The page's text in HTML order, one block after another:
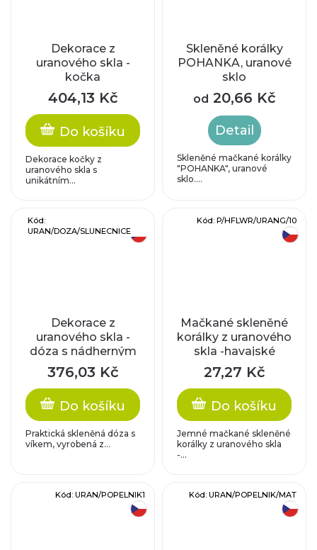
Dekorace z
uranového skla -
kočka
404,13 Kč
Do košíku
Dekorace kočky z
uranového skla s
unikátním...
Skleněné korálky
POHANKA, uranové
sklo
od 20,66 Kč
Detail
Skleněné mačkané korálky
"POHANKA", uranové
sklo....
Dekorace z
uranového skla -
dóza s nádherným
dekorem
slunečnice, čirá
376,03 Kč
Do košíku
Praktická skleněná dóza s
víkem, vyrobená z...
Kód:
URAN/DOZA/SLUNECNICE
Mačkané skleněné
korálky z uranového
skla -havajské
kytičky - žluté se
zlatým zatíráním
27,27 Kč
Do košíku
Jemné mačkané skleněné
korálky z uranového skla
-...
Kód: P/HFLWR/URANG/10
Kód: URAN/POPELNIK1 Kód: URAN/POPELNIK/MAT